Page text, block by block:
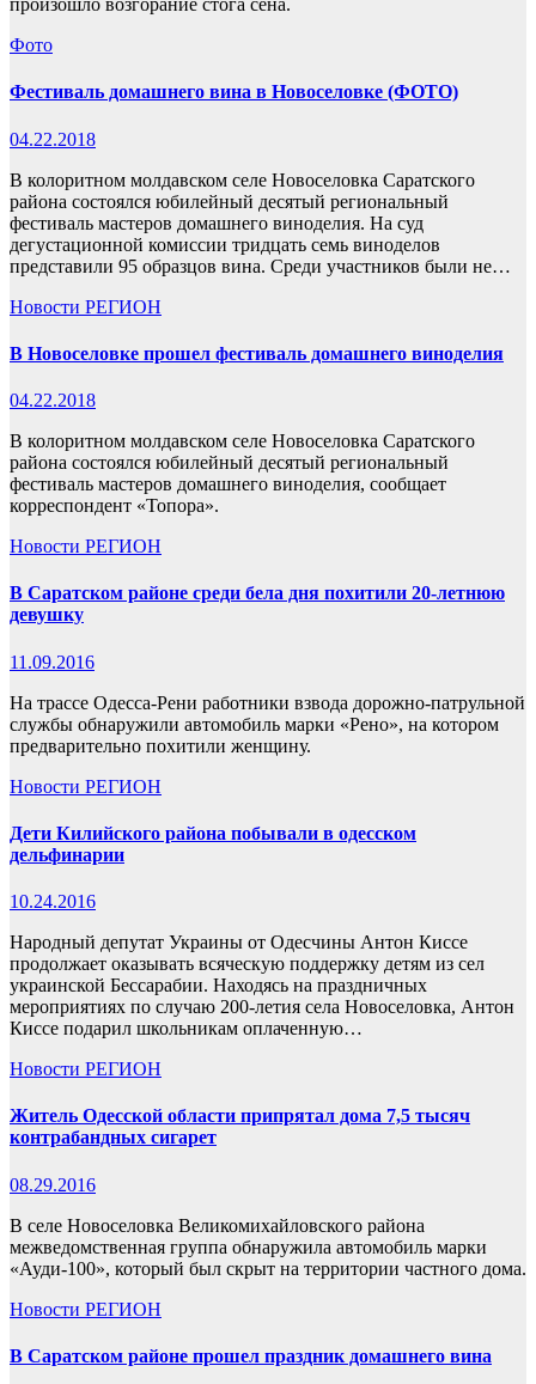
произошло возгорание стога сена.
Фото
Фестиваль домашнего вина в Новоселовке (ФОТО)
04.22.2018
В колоритном молдавском селе Новоселовка Саратского
района состоялся юбилейный десятый региональный
фестиваль мастеров домашнего виноделия. На суд
дегустационной комиссии тридцать семь виноделов
представили 95 образцов вина. Среди участников были не…
Новости РЕГИОН
В Новоселовке прошел фестиваль домашнего виноделия
04.22.2018
В колоритном молдавском селе Новоселовка Саратского
района состоялся юбилейный десятый региональный
фестиваль мастеров домашнего виноделия, сообщает
корреспондент «Топора».
Новости РЕГИОН
В Саратском районе среди бела дня похитили 20-летнюю
девушку
11.09.2016
На трассе Одесса-Рени работники взвода дорожно-патрульной
службы обнаружили автомобиль марки «Рено», на котором
предварительно похитили женщину.
Новости РЕГИОН
Дети Килийского района побывали в одесском
дельфинарии
10.24.2016
Народный депутат Украины от Одесчины Антон Киссе
продолжает оказывать всяческую поддержку детям из сел
украинской Бессарабии. Находясь на праздничных
мероприятиях по случаю 200-летия села Новоселовка, Антон
Киссе подарил школьникам оплаченную…
Новости РЕГИОН
Житель Одесской области припрятал дома 7,5 тысяч
контрабандных сигарет
08.29.2016
В селе Новоселовка Великомихайловского района
межведомственная группа обнаружила автомобиль марки
«Ауди-100», который был скрыт на территории частного дома.
Новости РЕГИОН
В Саратском районе прошел праздник домашнего вина